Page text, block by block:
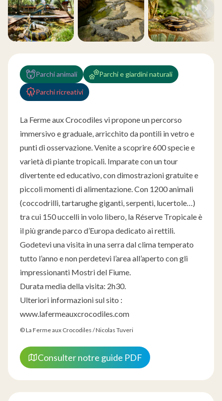
Parchi animali Parchi e giardini naturali
Parchi ricreativi
La Ferme aux Crocodiles vi propone un percorso
immersivo e graduale, arricchito da pontili in vetro e
punti di osservazione. Venite a scoprire 600 specie e
varietà di piante tropicali. Imparate con un tour
divertente ed educativo, con dimostrazioni gratuite e
piccoli momenti di alimentazione. Con 1200 animali
(coccodrilli, tartarughe giganti, serpenti, lucertole…)
tra cui 150 uccelli in volo libero, la Réserve Tropicale è
il più grande parco d’Europa dedicato ai rettili.
Godetevi una visita in una serra dal clima temperato
tutto l’anno e non perdetevi l’area all’aperto con gli
impressionanti Mostri del Fiume.
Durata media della visita: 2h30.
Ulteriori informazioni sul sito :
www.lafermeauxcrocodiles.com
© La Ferme aux Crocodiles / Nicolas Tuveri
Consulter notre guide PDF